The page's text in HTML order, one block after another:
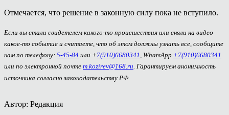
Отмечается, что решение в законную силу пока не вступило.
Если вы стали свидетелем какого-то происшествия или сняли на видео
какое-то событие и считаете, что об этом должны узнать все, сообщите
нам по телефону: 5-45-84 или +7(910)6680341 , WhatsApp +7(910)6680341
или по электронной почте m.kozirev@168.ru. Гарантируем анонимность
источника согласно законодательству РФ.
Автор: Редакция